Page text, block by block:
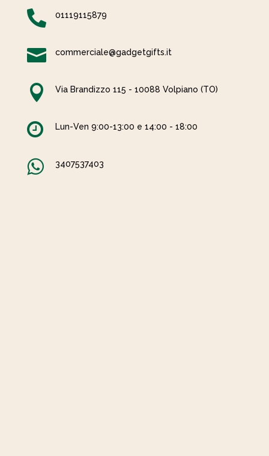
 01119115879
 commerciale@gadgetgifts.it
 Via Brandizzo 115 - 10088 Volpiano (TO)
 Lun-Ven 9:00-13:00 e 14:00 - 18:00
 3407537403